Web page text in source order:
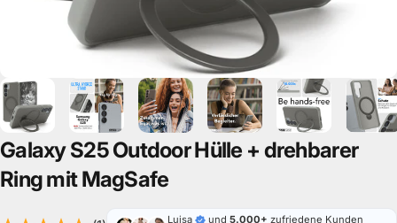
Galaxy S25Outdoor Hülle+
drehbarer
RingmitMagSafe
dieses Jahr.